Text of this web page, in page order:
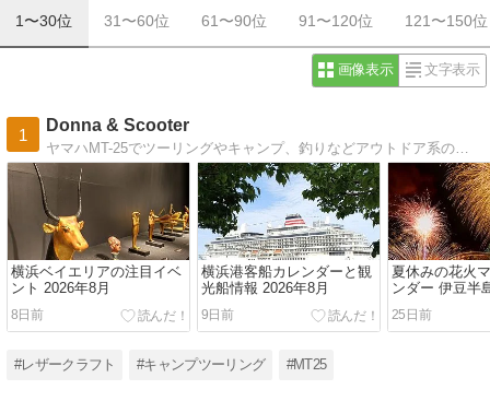
1〜30位 31〜60位 61〜90位 91〜120位 121〜150位
画像表示 文字表示
1
Donna & Scooter
ヤマハMT-25でツーリングやキャンプ、釣りなどアウトドア系のブログです。アウトドアに似合う革小物も作ったりしてます。海外スクーター旅はお休み中。アフィリエイトは長く使える高品質な商品とコスパに優れる安価な商品も載せてます。
横浜ベイエリアの注目イベ
ント 2026年8月
8日前
横浜港客船カレンダーと観
光船情報 2026年8月
9日前
夏休みの花火
ンダー 伊豆半
25日前
#レザークラフト #キャンプツーリング #MT25